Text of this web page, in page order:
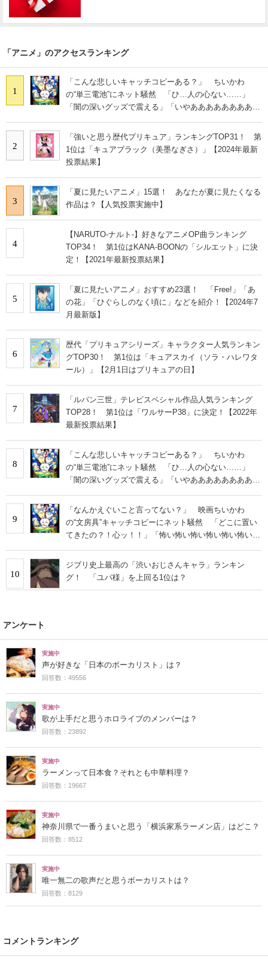
「アニメ」のアクセスランキング
1
「こんな悲しいキャッチコピーある？」 ちいかわ
の“単三電池”にネット騒然 「ひ…人の心ない……」
「闇の深いグッズで震える」「いやあああああああああ
2
「強いと思う歴代プリキュア」ランキングTOP31！ 第
1位は「キュアブラック（美墨なぎさ）」【2024年最新
投票結果】
3
「夏に見たいアニメ」15選！ あなたが夏に見たくなる
作品は？【人気投票実施中】
4
【NARUTO-ナルト-】好きなアニメOP曲ランキング
TOP34！ 第1位はKANA-BOONの「シルエット」に決
定！【2021年最新投票結果】
5
「夏に見たいアニメ」おすすめ23選！ 「Free!」「あ
の花」「ひぐらしのなく頃に」などを紹介！【2024年7
月最新版】
6
歴代「プリキュアシリーズ」キャラクター人気ランキン
グTOP30！ 第1位は「キュアスカイ（ソラ・ハレワタ
ール）」【2月1日はプリキュアの日】
7
「ルパン三世」テレビスペシャル作品人気ランキング
TOP28！ 第1位は「ワルサーP38」に決定！【2022年
最新投票結果】
8
「こんな悲しいキャッチコピーある？」 ちいかわ
の“単三電池”にネット騒然 「ひ…人の心ない……」
「闇の深いグッズで震える」「いやあああああああああ
9
「なんかえぐいこと言ってない？」 映画ちいかわ
の“文房具”キャッチコピーにネット騒然 「どこに置い
てきたの？！心ッ！！」「怖い怖い怖い怖い怖い怖い怖
10
ジブリ史上最高の「渋いおじさんキャラ」ランキン
グ！ 「ユパ様」を上回る1位は？
アンケート
実施中
声が好きな「日本のボーカリスト」は？
回答数：49556
実施中
歌が上手だと思うホロライブのメンバーは？
回答数：23892
実施中
ラーメンって日本食？それとも中華料理？
回答数：19667
実施中
神奈川県で一番うまいと思う「横浜家系ラーメン店」はどこ？
回答数：8512
実施中
唯一無二の歌声だと思うボーカリストは？
回答数：8129
コメントランキング